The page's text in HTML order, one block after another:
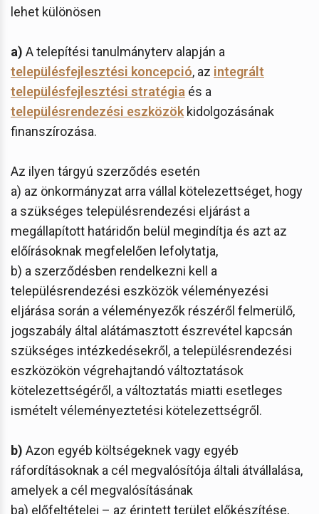
lehet különösen
a) A telepítési tanulmányterv alapján a
településfejlesztési koncepció, az integrált
településfejlesztési stratégia és a
településrendezési eszközök kidolgozásának
finanszírozása.
Az ilyen tárgyú szerződés esetén
a) az önkormányzat arra vállal kötelezettséget, hogy
a szükséges településrendezési eljárást a
megállapított határidőn belül megindítja és azt az
előírásoknak megfelelően lefolytatja,
b) a szerződésben rendelkezni kell a
településrendezési eszközök véleményezési
eljárása során a véleményezők részéről felmerülő,
jogszabály által alátámasztott észrevétel kapcsán
szükséges intézkedésekről, a településrendezési
eszközökön végrehajtandó változtatások
kötelezettségéről, a változtatás miatti esetleges
ismételt véleményeztetési kötelezettségről.
b) Azon egyéb költségeknek vagy egyéb
ráfordításoknak a cél megvalósítója általi átvállalása,
amelyek a cél megvalósításának
ba) előfeltételei – az érintett terület előkészítése,